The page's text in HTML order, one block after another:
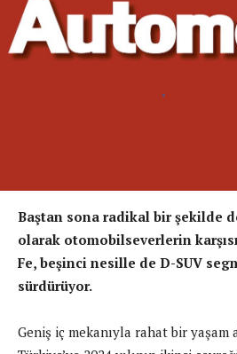
Baştan sona radikal bir şekilde
olarak otomobilseverlerin
Fe, beşinci nesille de D-SUV
sürdürüyor.
Geniş iç mekanıyla rahat bir yaşam